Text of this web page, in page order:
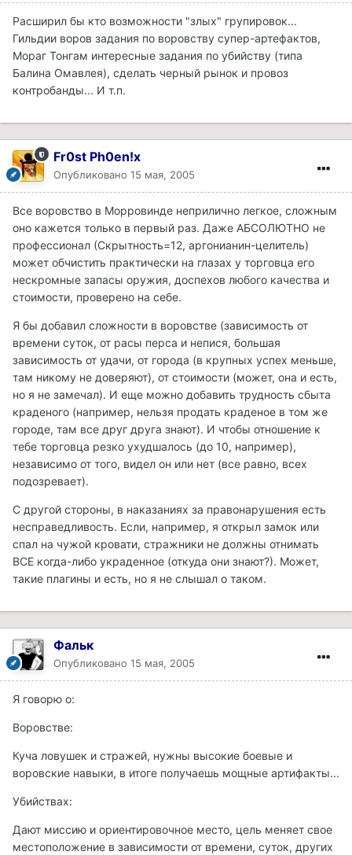
Расширил бы кто возможности "злых" групировок...
Гильдии воров задания по воровству супер-артефактов,
Мораг Тонгам интересные задания по убийству (типа
Балина Омавлея), сделать черный рынок и провоз
контробанды... И т.п.
Fr0st Ph0en!x
Опубликовано 15 мая, 2005
Все воровство в Морровинде неприлично легкое, сложным
оно кажется только в первый раз. Даже АБСОЛЮТНО не
профессионал (Скрытность=12, аргонианин-целитель)
может обчистить практически на глазах у торговца его
нескромные запасы оружия, доспехов любого качества и
стоимости, проверено на себе.
Я бы добавил сложности в воровстве (зависимость от
времени суток, от расы перса и непися, большая
зависимость от удачи, от города (в крупных успех меньше,
там никому не доверяют), от стоимости (может, она и есть,
но я не замечал). И еще можно добавить трудность сбыта
краденого (например, нельзя продать краденое в том же
городе, там все друг друга знают). И чтобы отношение к
тебе торговца резко ухудшалось (до 10, например),
независимо от того, видел он или нет (все равно, всех
подозревает).
С другой стороны, в наказаниях за правонарушения есть
несправедливость. Если, например, я открыл замок или
спал на чужой кровати, стражники не должны отнимать
ВСЕ когда-либо украденное (откуда они знают?). Может,
такие плагины и есть, но я не слышал о таком.
Фальк
Опубликовано 15 мая, 2005
Я говорю о:
Воровстве:
Куча ловушек и стражей, нужны высокие боевые и
воровские навыки, в итоге получаешь мощные артифакты...
Убийствах:
Дают миссию и ориентировочное место, цель меняет свое
местоположение в зависимости от времени, суток, других